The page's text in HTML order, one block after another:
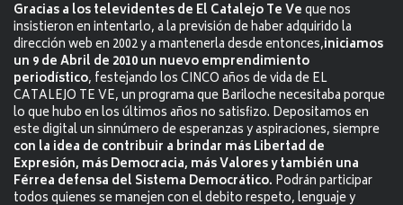
Gracias a los televidentes de El Catalejo Te Veque nos
insistieron en intentarlo, a la previsión de haber adquirido la
dirección web en 2002 y a mantenerla desde entonces,iniciamos
un 9 de Abril de 2010 un nuevo emprendimiento
periodístico, festejando los CINCO años de vida de EL
CATALEJO TE VE, un programa que Bariloche necesitaba porque
lo que hubo en los últimos años no satisfizo. Depositamos en
este digital un sinnúmero de esperanzas y aspiraciones, siempre
con la idea de contribuir a brindar más Libertad de
Expresión, más Democracia, más Valores y también una
Férrea defensa del Sistema Democrático. Podrán participar
todos quienes se manejen con el debito respeto, lenguaje y